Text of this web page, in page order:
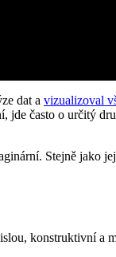
dat a vizualizoval
často o určitý
Stejně jako
konstruktivní a